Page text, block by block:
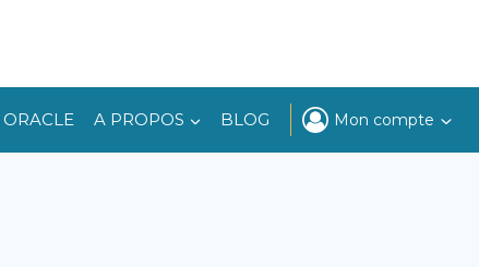
ORACLE A PROPOS BLOG Mon compte